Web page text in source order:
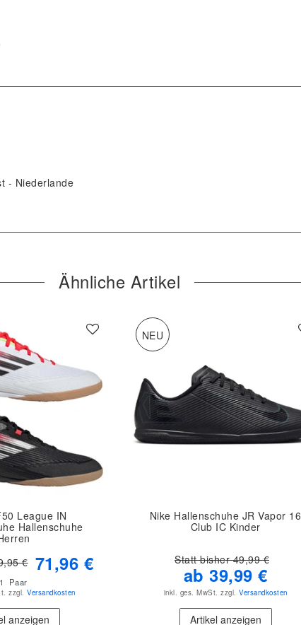
Niederlande
Ähnliche Artikel
League IN
Hallenschuhe
€ 71,96 €
1 Paar
zzgl. Versandkosten
anzeigen
NEU
Nike Hallenschuhe JR Vapor 16
Club IC Kinder
Statt bisher 49,99 €
ab 39,99 €
inkl. ges. MwSt. zzgl. Versandkosten
Artikel anzeigen